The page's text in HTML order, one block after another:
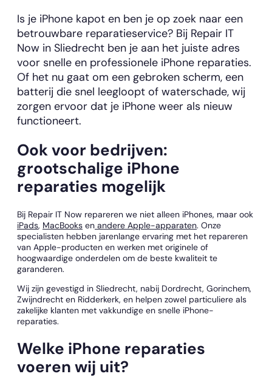
Is je iPhone kapot en ben je op zoek naar een
betrouwbare reparatieservice? Bij Repair IT
Now in Sliedrecht ben je aan het juiste adres
voor snelle en professionele iPhone reparaties.
Of het nu gaat om een gebroken scherm, een
batterij die snel leegloopt of waterschade, wij
zorgen ervoor dat je iPhone weer als nieuw
functioneert.
Ook voor bedrijven:
grootschalige iPhone
reparaties mogelijk
Bij Repair IT Now repareren we niet alleen iPhones, maar ook
iPads, MacBooks en andere Apple-apparaten. Onze
specialisten hebben jarenlange ervaring met het repareren
van Apple-producten en werken met originele of
hoogwaardige onderdelen om de beste kwaliteit te
garanderen.
Wij zijn gevestigd in Sliedrecht, nabij Dordrecht, Gorinchem,
Zwijndrecht en Ridderkerk, en helpen zowel particuliere als
zakelijke klanten met vakkundige en snelle iPhone-
reparaties.
Welke iPhone reparaties
voeren wij uit?